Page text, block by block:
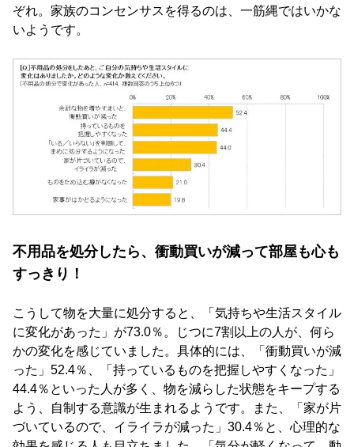
ぞれ。家族のコンセンサスを得るのは、一筋縄ではいかな
いようです。
不用品を処分したら、衝動買いが減って部屋も心も
すっきり！
こうして物を大量に処分すると、「気持ちや生活スタイル
に変化があった」が73.0％。じつに7割以上の人が、何ら
かの変化を感じていました。具体的には、「衝動買いが減
った」52.4％、「持っているものを把握しやすくなった」
44.4％といった人が多く、物を減らした状態をキープする
よう、自制する意識が生まれるようです。また、「家が片
づいているので、イライラが減った」30.4％と、心理的な